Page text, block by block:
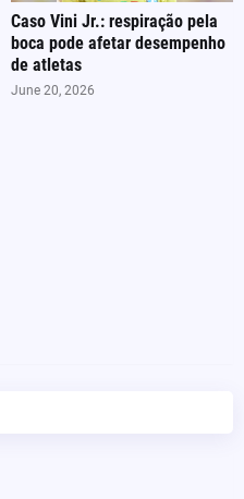
Caso Vini Jr.: respiração pela
boca pode afetar desempenho
de atletas
June 20, 2026